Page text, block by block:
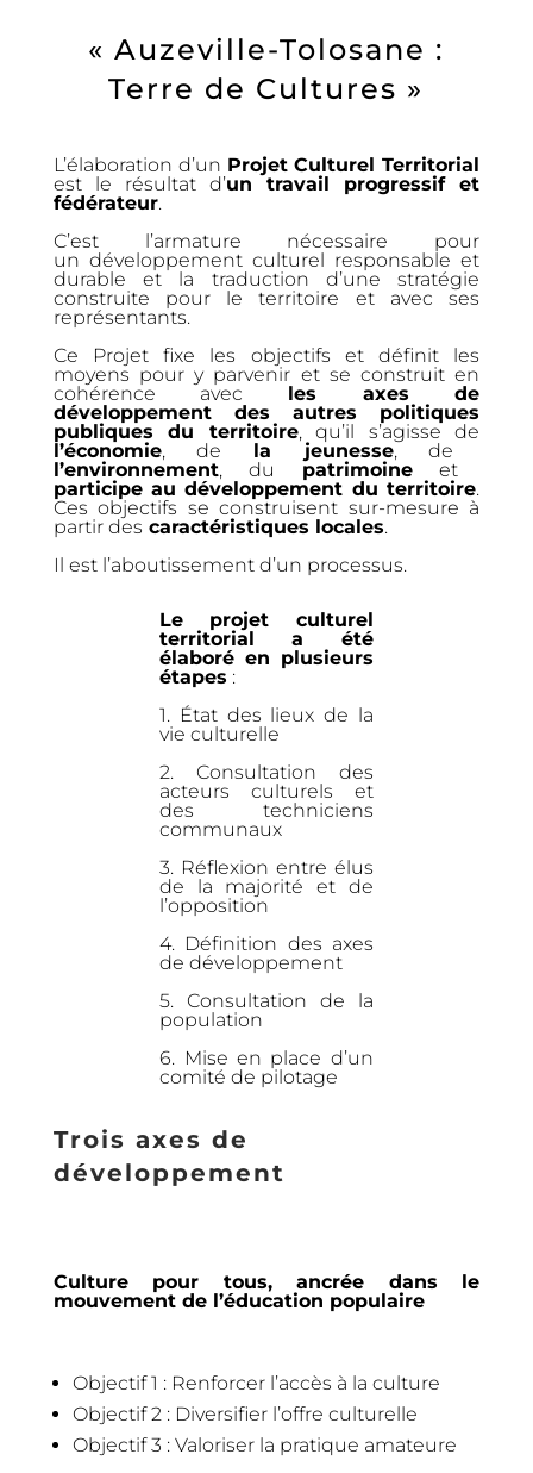
« Auzeville-Tolosane :
Terre de Cultures »
L’élaboration d’un Projet Culturel Territorial
est le résultat d’un travail progressif et
fédérateur.
C’est l’armature nécessaire pour
un développement culturel responsable et
durable et la traduction d’une stratégie
construite pour le territoire et avec ses
représentants.
Ce Projet fixe les objectifs et définit les
moyens pour y parvenir et se construit en
cohérence avec les axes de
développement des autres politiques
publiques du territoire, qu’il s’agisse de
l’économie, de la jeunesse, de
l’environnement, du patrimoineet
participe au développement du territoire.
Ces objectifs se construisent sur-mesure à
partir des caractéristiques locales.
Il est l’aboutissement d’un processus.
Le projet culturel
territorial a été
élaboré en plusieurs
étapes :
1. État des lieux de la
vie culturelle
2. Consultation des
acteurs culturels et
des techniciens
communaux
3. Réflexion entre élus
de la majorité et de
l’opposition
4. Définition des axes
de développement
5. Consultation de la
population
6. Mise en place d’un
comité de pilotage
Trois axes de
développement
Culture pour tous, ancrée dans le
mouvement de l’éducation populaire
Objectif 1 : Renforcer l’accès à la culture
Objectif 2 : Diversifier l’offre culturelle
Objectif 3 : Valoriser la pratique amateure